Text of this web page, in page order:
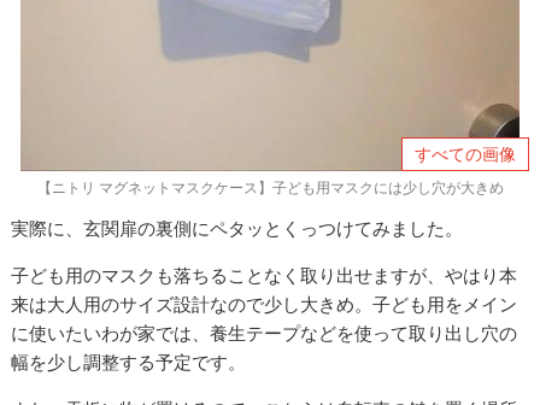
すべての画像
【ニトリ マグネットマスクケース】子ども用マスクには少し穴が大きめ
実際に、玄関扉の裏側にペタッとくっつけてみました。
子ども用のマスクも落ちることなく取り出せますが、やはり本
来は大人用のサイズ設計なので少し大きめ。子ども用をメイン
に使いたいわが家では、養生テープなどを使って取り出し穴の
幅を少し調整する予定です。